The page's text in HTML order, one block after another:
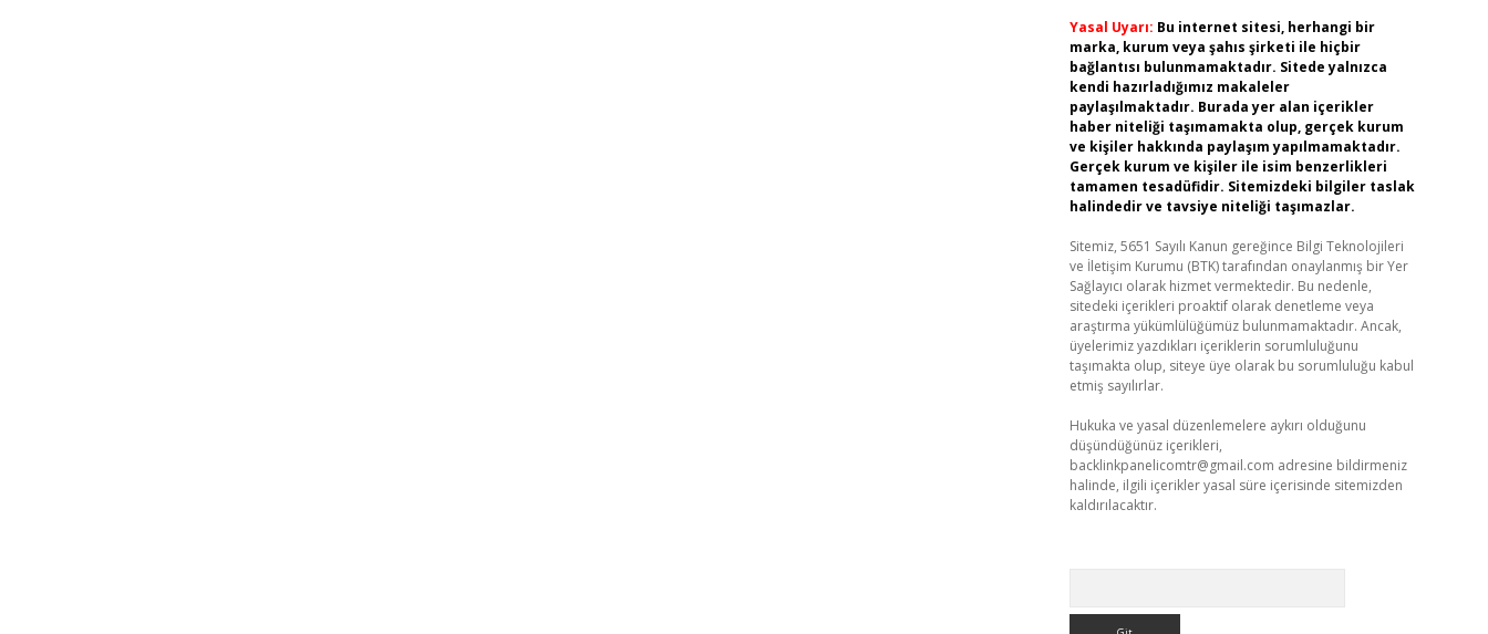
Yasal Uyarı: Bu internet sitesi, herhangi bir
marka, kurum veya şahıs şirketi ile hiçbir
bağlantısı bulunmamaktadır. Sitede yalnızca
kendi hazırladığımız makaleler
paylaşılmaktadır. Burada yer alan içerikler
haber niteliği taşımamakta olup, gerçek kurum
ve kişiler hakkında paylaşım yapılmamaktadır.
Gerçek kurum ve kişiler ile isim benzerlikleri
tamamen tesadüfidir. Sitemizdeki bilgiler taslak
halindedir ve tavsiye niteliği taşımazlar.
Sitemiz, 5651 Sayılı Kanun gereğince Bilgi Teknolojileri
ve İletişim Kurumu (BTK) tarafından onaylanmış bir Yer
Sağlayıcı olarak hizmet vermektedir. Bu nedenle,
sitedeki içerikleri proaktif olarak denetleme veya
araştırma yükümlülüğümüz bulunmamaktadır. Ancak,
üyelerimiz yazdıkları içeriklerin sorumluluğunu
taşımakta olup, siteye üye olarak bu sorumluluğu kabul
etmiş sayılırlar.
Hukuka ve yasal düzenlemelere aykırı olduğunu
düşündüğünüz içerikleri,
backlinkpanelicomtr@gmail.com adresine bildirmeniz
halinde, ilgili içerikler yasal süre içerisinde sitemizden
kaldırılacaktır.